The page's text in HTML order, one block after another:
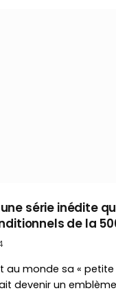
une série inédite
de la
au monde sa « petite
devenir un